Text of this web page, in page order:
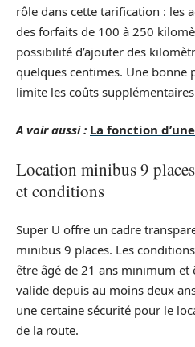
rôle dans cette tarification : les
des forfaits de 100 à 250
possibilité d’ajouter des
quelques centimes. Une bonne
limite les coûts
A voir aussi : La fonction
Location minibus 9
et conditions
Super U offre un cadre
minibus 9 places. Les
être âgé de 21 ans minimum et
valide depuis au moins deux
une certaine sécurité pour le
de la route.